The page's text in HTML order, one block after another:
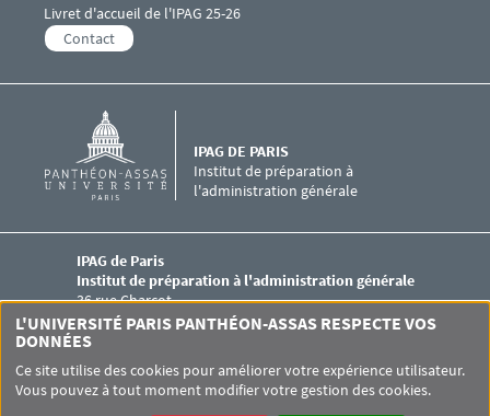
Livret d'accueil de l'IPAG 25-26
Contact
Institut de préparation à
l'administration générale
IPAG DE PARIS
IPAG de Paris
Institut de préparation à l'administration générale
36 rue Charcot
75013 PARIS
ipag@assas-universite.fr
L'UNIVERSITÉ PARIS PANTHÉON-ASSAS RESPECTE VOS
DONNÉES
Ce site utilise des cookies pour améliorer votre expérience utilisateur.
Vous pouvez à tout moment modifier votre gestion des cookies.